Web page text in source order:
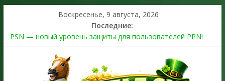
Воскресенье, 9 августа, 2026
Последние:
PSN — новый уровень защиты для пользователей PPN!
The Kortz Center Heist выйдет в GTA Online уже 14 июля
Регистрация в Rockstar Games Social Club ошибка #1.500.7: